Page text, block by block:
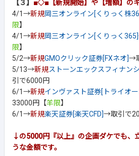
【３】 ■◇■【新規開始】や【増額】のキ
4/1→新規岡三オンライン[くりっく株
限】
4/1→新規岡三オンライン[くりっく365]
限】
5/2→新規GMOクリック証券[FXネオ]→
5/13→新規ストーンエックスフィナン
引で6000円
6/1→新規インヴァスト証券[トライオー
33000円【羊限】
6/1→新規楽天証券[楽天CFD]→取引で
↓の5000円『以上』の企画ダケでも、
うな金額です。